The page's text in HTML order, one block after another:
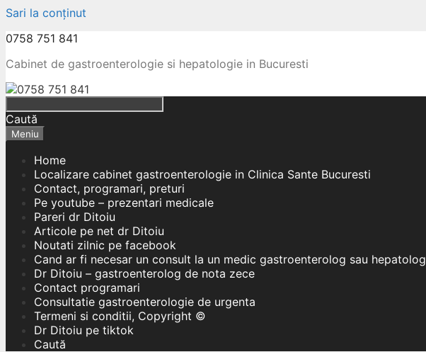
Sari la conținut
0758 751 841
Cabinet de gastroenterologie si hepatologie in Bucuresti
Caută
Meniu
Home
Localizare cabinet gastroenterologie in Clinica Sante Bucuresti
Contact, programari, preturi
Pe youtube – prezentari medicale
Pareri dr Ditoiu
Articole pe net dr Ditoiu
Noutati zilnic pe facebook
Cand ar fi necesar un consult la un medic gastroenterolog sau hepatolog
Dr Ditoiu – gastroenterolog de nota zece
Contact programari
Consultatie gastroenterologie de urgenta
Termeni si conditii, Copyright ©
Dr Ditoiu pe tiktok
Caută